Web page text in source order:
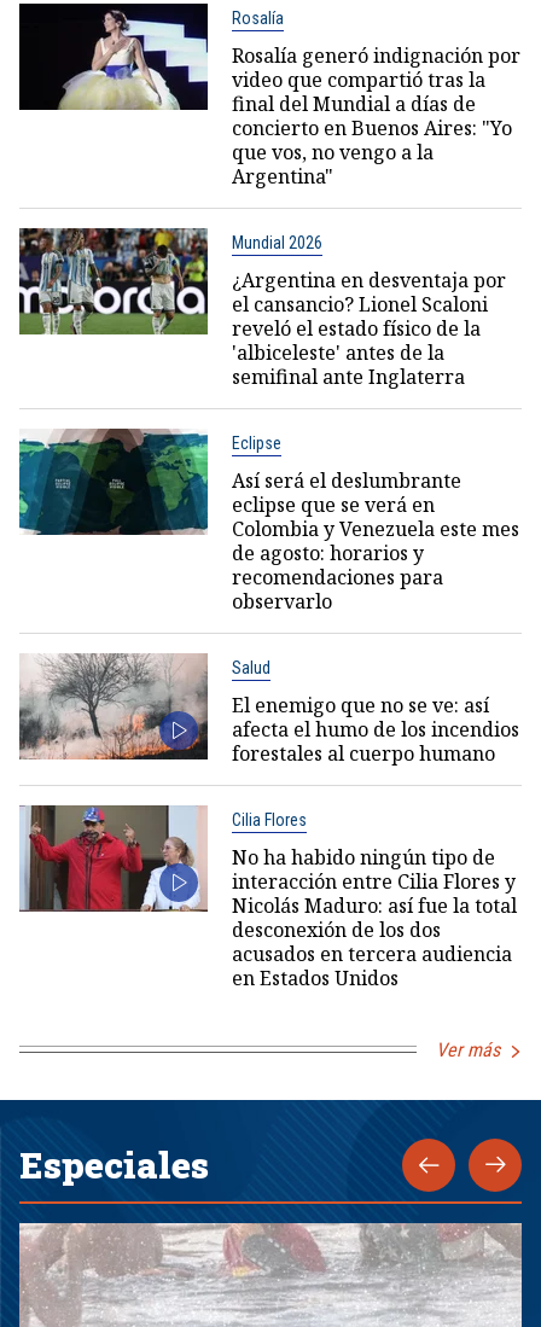
Rosalía
Rosalía generó indignación por
video que compartió tras la
final del Mundial a días de
concierto en Buenos Aires: "Yo
que vos, no vengo a la
Argentina"
Mundial 2026
¿Argentina en desventaja por
el cansancio? Lionel Scaloni
reveló el estado físico de la
'albiceleste' antes de la
semifinal ante Inglaterra
Eclipse
Así será el deslumbrante
eclipse que se verá en
Colombia y Venezuela este mes
de agosto: horarios y
recomendaciones para
observarlo
Salud
El enemigo que no se ve: así
afecta el humo de los incendios
forestales al cuerpo humano
Cilia Flores
No ha habido ningún tipo de
interacción entre Cilia Flores y
Nicolás Maduro: así fue la total
desconexión de los dos
acusados en tercera audiencia
en Estados Unidos
Ver más
Especiales